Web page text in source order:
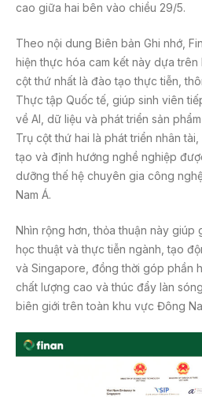
cao giữa hai bên vào chiều 29/5.
Theo nội dung Biên bản Ghi nhớ,
hiện thực hóa cam kết này dựa trên
cột thứ nhất là đào tạo thực tiễn,
Thực tập Quốc tế, giúp sinh viên
về AI, dữ liệu và phát triển sản
Trụ cột thứ hai là phát triển nhân
tạo và định hướng nghề nghiệp
dưỡng thế hệ chuyên gia công
Nam Á.
Nhìn rộng hơn, thỏa thuận này giúp
học thuật và thực tiễn ngành, tạo
và Singapore, đồng thời góp phần
chất lượng cao và thúc đẩy làn
biên giới trên toàn khu vực Đông